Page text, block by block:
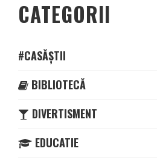
CATEGORII
#CASĂȘTII
BIBLIOTECĂ
DIVERTISMENT
EDUCATIE